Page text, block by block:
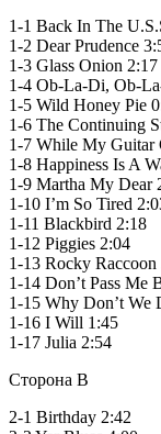
1-1 Back In The
1-2 Dear Prudence
1-3 Glass Onion 2:17
1-4 Ob-La-Di, Ob-
1-5 Wild Honey Pie
1-6 The Continuing
1-7 While My Guitar
1-8 Happiness Is A
1-9 Martha My Dear
1-10 I’m So Tired
1-11 Blackbird 2:18
1-12 Piggies 2:04
1-13 Rocky Raccoon
1-14 Don’t Pass Me
1-15 Why Don’t We
1-16 I Will 1:45
1-17 Julia 2:54
Сторона B
2-1 Birthday 2:42